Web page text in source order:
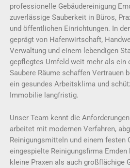
professionelle Gebäudereinigung
zuverlässige Sauberkeit in Büros,
und öffentlichen Einrichtungen. In
geprägt von Hafenwirtschaft,
Verwaltung und einem lebendigen
gepflegtes Umfeld weit mehr als ein
Saubere Räume schaffen Vertrauen
ein gesundes Arbeitsklima und
Immobilie langfristig.
Unser Team kennt die
arbeitet mit modernen Verfahren,
Reinigungsmitteln und einem festen
eingespielte Reinigungsfirma Emden
kleine Praxen als auch großflächige